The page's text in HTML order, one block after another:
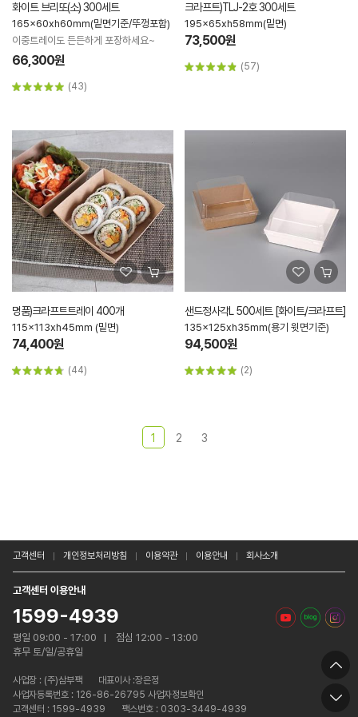
화이트 브리또(소) 300세트
165x60xh60mm(밑면기준/뚜껑포함)
이중트레이도 든든하게 포장하세요~
66,300원
(43)
크라프트)TLJ-2호 300세트
195x65xh58mm(밑면)
73,500원
(57)
명품)크라프트트레이 400개
115x113xh45mm (밑면)
74,400원
(44)
샌드정사각L 500세트 [화이트/크라프트]
135x125xh35mm(용기 윗면기준)
94,500원
(2)
1 2 3
고객센터 개인정보처리방침 이용약관 이용안내 회사소개
고객센터 이용안내
1599-4939
평일 09:00 - 17:00
점심 12:00 - 13:00
휴무 토/일/공휴일
사업장 : (주)삼부팩
대표이사 :장은정
사업자등록번호 : 126-86-26795 사업자정보확인
고객센터 : 1599-4939
팩스번호 : 0303-3449-4939